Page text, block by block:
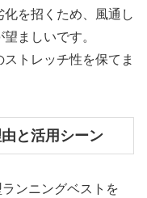
を招くため、風通し
ましいです。
トレッチ性を保てま
と活用シーン
ンニングベストを